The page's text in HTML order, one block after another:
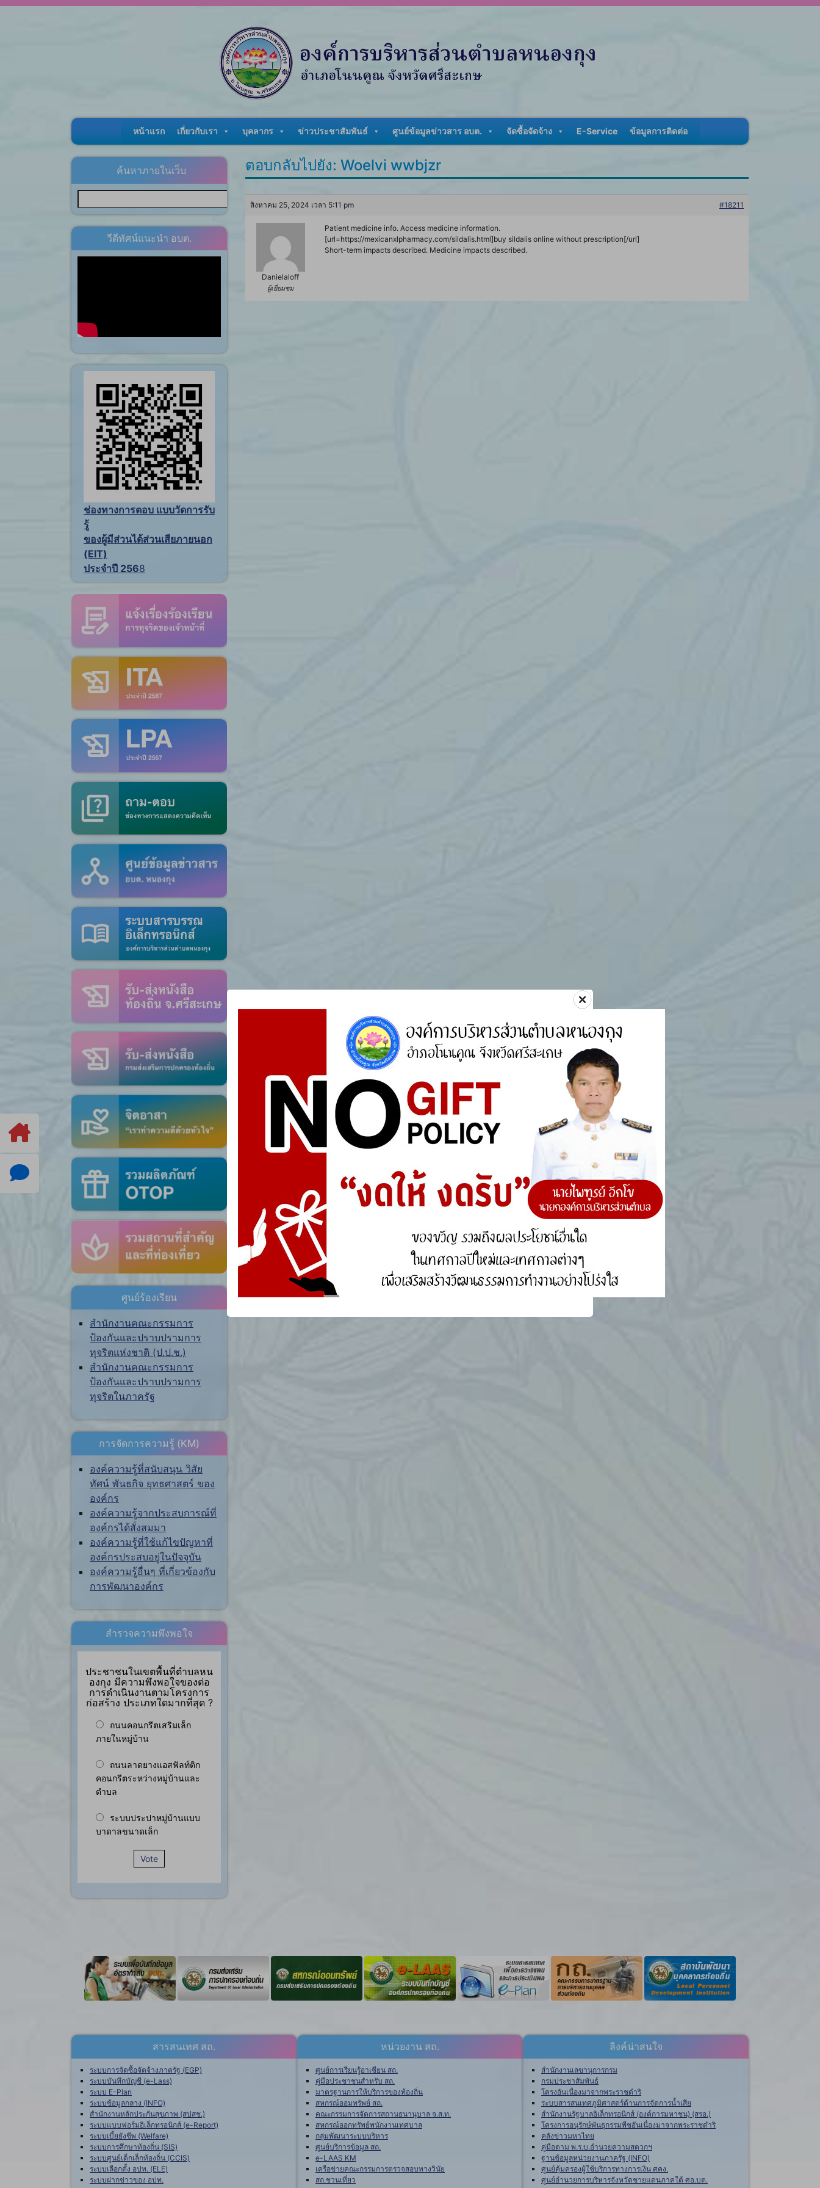
หน้าแรก เกี่ยวกับเรา บุคลากร ข่าวประชาสัมพันธ์ ศูนย์ข้อมูลข่าวสาร อบต. จัดซื้อจัดจ้าง E-Service ข้อมูลการติดต่อ
ค้นหาภายในเว็บ
วีดีทัศน์แนะนำ อบต.
ช่องทางการตอบ แบบวัดการรับ
รู้
ของผู้มีส่วนได้ส่วนเสียภายนอก
(EIT)
ประจำปี 2568
ศูนย์ร้องเรียน
สำนักงานคณะกรรมการ
ป้องกันและปราบปรามการ
ทุจริตแห่งชาติ (ป.ป.ช.)
สำนักงานคณะกรรมการ
ป้องกันและปราบปรามการ
ทุจริตในภาครัฐ
การจัดการความรู้ (KM)
องค์ความรู้ที่สนับสนุน วิสัย
ทัศน์ พันธกิจ ยุทธศาสตร์ ของ
องค์กร
องค์ความรู้จากประสบการณ์ที่
องค์กรได้สั่งสมมา
องค์ความรู้ที่ใช้แก้ไขปัญหาที่
องค์กรประสบอยู่ในปัจจุบัน
องค์ความรู้อื่นๆ ที่เกี่ยวข้องกับ
การพัฒนาองค์กร
สำรวจความพึงพอใจ
ประชาชนในเขตพื้นที่ตำบลหน
องกุง มีความพึงพอใจของต่อ
การดำเนินงานตามโครงการ
ก่อสร้าง ประเภทใดมากที่สุด ?
ถนนคอนกรีตเสริมเล็ก
ภายในหมู่บ้าน
ถนนลาดยางแอสฟัลท์ติก
คอนกรีตระหว่างหมู่บ้านและ
ตำบล
ระบบประปาหมู่บ้านแบบ
บาดาลขนาดเล็ก
Vote
ตอบกลับไปยัง: Woelvi wwbjzr
สิงหาคม 25, 2024 เวลา 5:11 pm #18211
Danielaloff
ผู้เยี่ยมชม
Patient medicine info. Access medicine information.
[url=https://mexicanxlpharmacy.com/sildalis.html]buy sildalis online without prescription[/url]
Short-term impacts described. Medicine impacts described.
สารสนเทศ สถ.
ระบบการจัดซื้อจัดจ้างภาครัฐ (EGP)
ระบบบันทึกบัญชี (e-Lass)
ระบบ E-Plan
ระบบข้อมูลกลาง (INFO)
สำนักงานหลักประกันสุขภาพ (สปสช.)
ระบบแบบฟอร์มอิเล็กทรอนิกส์ (e-Report)
ระบบเบี้ยยังชีพ (Welfare)
ระบบการศึกษาท้องถิ่น (SIS)
ระบบศูนย์เด็กเล็กท้องถิ่น (CCIS)
ระบบเลือกตั้ง อปท. (ELE)
ระบบฝากข่าวของ อปท.
หน่วยงาน สถ.
ศูนย์การเรียนรู้อาเซียน สถ.
คู่มือประชาชนสำหรับ สถ.
มาตรฐานการให้บริการของท้องถิ่น
สหกรณ์ออมทรัพย์ สถ.
คณะกรรมการจัดการสถานธนานุบาล จ.ส.ท.
สหกรณ์ออกทรัพย์พนักงานเทศบาล
กลุ่มพัฒนาระบบบริหาร
ศูนย์บริการข้อมูล สถ.
e-LAAS KM
เครือข่ายคณะกรรมการตรวจสอบทางวินัย
สถ.ชวนเที่ยว
ลิงค์น่าสนใจ
สำนักงานเลขานุการกรม
กรมประชาสัมพันธ์
โครงอันเนื่องมาจากพระราชดำริ
ระบบสารสนเทศภูมิศาสตร์ด้านการจัดการน้ำเสีย
สำนักงานรัฐบาลอิเล็กทรอนิกส์ (องค์การมหาชน) (สรอ.)
โครงการอนุรักษ์พันธุกรรมพืชอันเนื่องมาจากพระราชดำริ
คลังข่าวมหาไทย
คู่มือตาม พ.ร.บ.อำนวยความสดวกฯ
ฐานข้อมูลหน่วยงานภาครัฐ (INFO)
ศูนย์คุ้มครองผู้ใช้บริการทางการเงิน ศคง.
ศูนย์อำนวยการบริหารจังหวัดชายแดนภาคใต้ ศอ.บต.